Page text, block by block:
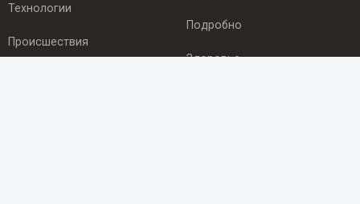
Технологии
Происшествия
Подробно
Здоровье